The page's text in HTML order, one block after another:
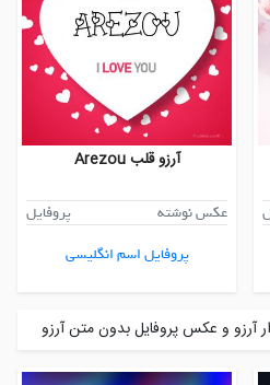
آرزو قلب Arezou
عکس نوشته
پروفایل
پروفایل اسم انگلیسی
و عکس پروفایل بدون متن آرزو